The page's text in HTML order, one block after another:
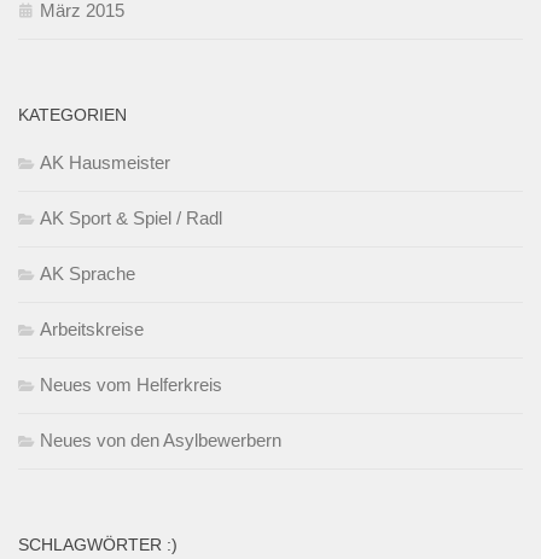
März 2015
KATEGORIEN
AK Hausmeister
AK Sport & Spiel / Radl
AK Sprache
Arbeitskreise
Neues vom Helferkreis
Neues von den Asylbewerbern
SCHLAGWÖRTER :)